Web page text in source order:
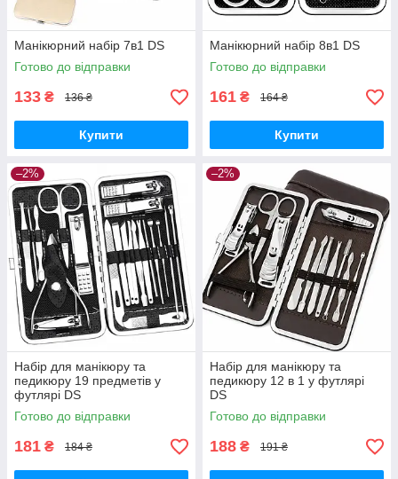
Манікюрний набір 7в1 DS
Готово до відправки
133 ₴ 136 ₴
Купити
Манікюрний набір 8в1 DS
Готово до відправки
161 ₴ 164 ₴
Купити
–2%
Набір для манікюру та
педикюру 19 предметів у
футлярі DS
Готово до відправки
181 ₴ 184 ₴
–2%
Набір для манікюру та
педикюру 12 в 1 у футлярі
DS
Готово до відправки
188 ₴ 191 ₴